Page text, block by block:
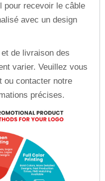
pour recevoir le câble
avec un design
de livraison des
varier. Veuillez vous
ou contacter notre
précises.